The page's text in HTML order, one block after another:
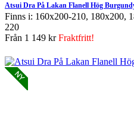
Atsui Dra På Lakan Flanell Hög
Finns i: 160x200-210, 180x200,
220
Från 1 149 krFraktfritt!